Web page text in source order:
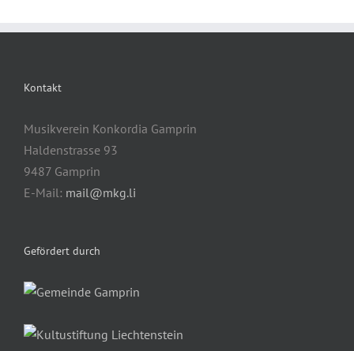
Kontakt
Musikverein Konkordia Gamprin
Haldenstrasse 93
9487 Gamprin
E-Mail: mail@mkg.li
Gefördert durch